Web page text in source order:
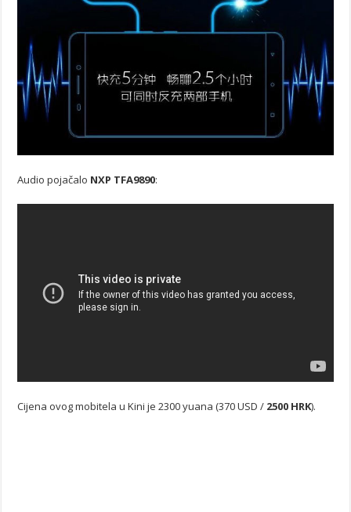
Audio pojačalo NXP TFA9890:
Cijena ovog mobitela u Kini je 2300 yuana (370 USD / 2500 HRK).